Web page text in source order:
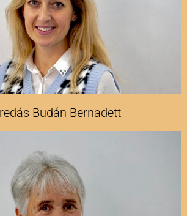
Budán Bernadett